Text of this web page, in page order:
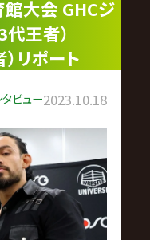
大会 GHCジ
王者）
リポート
タビュー2023.10.18